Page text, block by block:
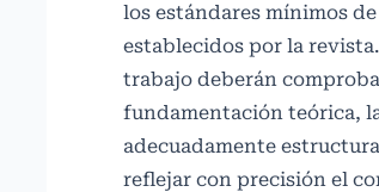
los estándares mínimos
establecidos por la
trabajo deberán
fundamentación teórica,
adecuadamente
reflejar con precisión el